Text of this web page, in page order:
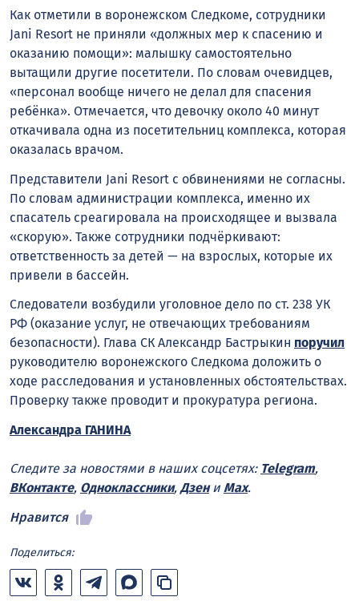
Как отметили в воронежском Следкоме, сотрудники
Jani Resort не приняли «должных мер к спасению и
оказанию помощи»: малышку самостоятельно
вытащили другие посетители. По словам очевидцев,
«персонал вообще ничего не делал для спасения
ребёнка». Отмечается, что девочку около 40 минут
откачивала одна из посетительниц комплекса, которая
оказалась врачом.
Представители Jani Resort с обвинениями не согласны.
По словам администрации комплекса, именно их
спасатель среагировала на происходящее и вызвала
«скорую». Также сотрудники подчёркивают:
ответственность за детей — на взрослых, которые их
привели в бассейн.
Следователи возбудили уголовное дело по ст. 238 УК
РФ (оказание услуг, не отвечающих требованиям
безопасности). Глава СК Александр Бастрыкин поручил
руководителю воронежского Следкома доложить о
ходе расследования и установленных обстоятельствах.
Проверку также проводит и прокуратура региона.
Александра ГАНИНА
Следите за новостями в наших соцсетях: Telegram,
ВКонтакте, Одноклассники, Дзени Max.
Нравится
Поделиться: